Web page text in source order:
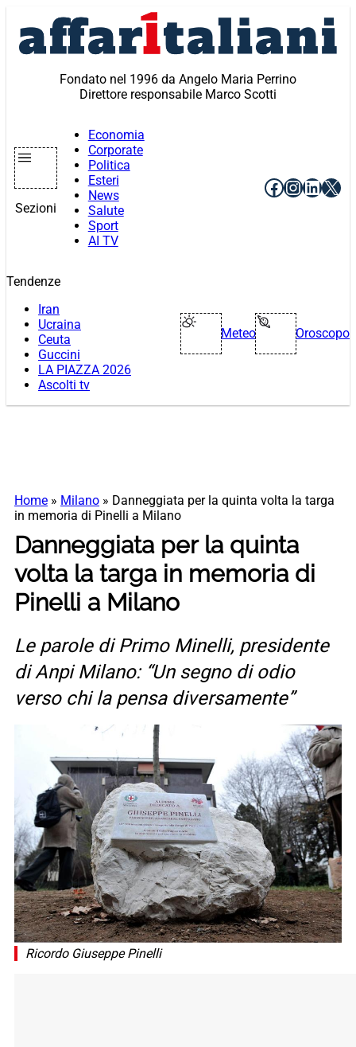
contenuto
Fondato nel 1996 da Angelo Maria Perrino
Direttore responsabile Marco Scotti
Sezioni
Economia
Corporate
Politica
Esteri
News
Salute
Sport
AI TV
Facebook
X
Tendenze
Iran
Ucraina
Ceuta
Guccini
LA PIAZZA 2026
Ascolti tv
Meteo Oroscopo
Home » Milano » Danneggiata per la quinta volta la targa
in memoria di Pinelli a Milano
Danneggiata per la quinta
volta la targa in memoria di
Pinelli a Milano
Le parole di Primo Minelli, presidente
di Anpi Milano: “Un segno di odio
verso chi la pensa diversamente”
Ricordo Giuseppe Pinelli